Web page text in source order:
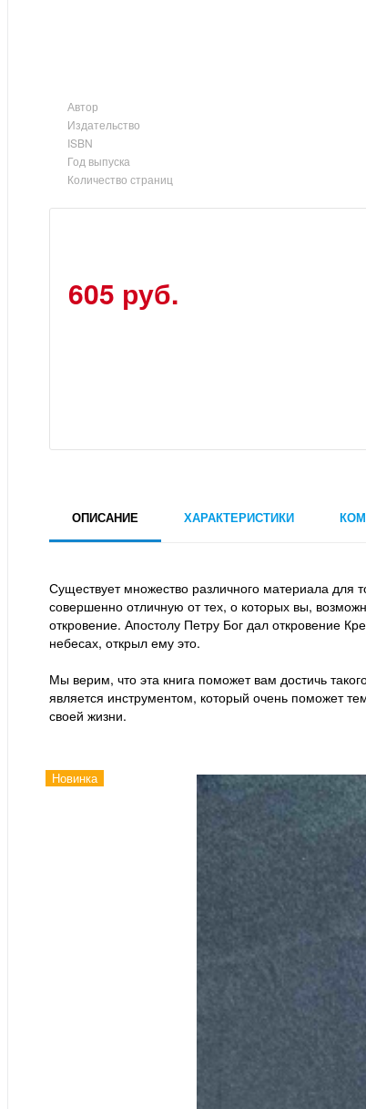
Автор
Издательство
ISBN
Год выпуска
Количество страниц
605 руб.
ОПИСАНИЕ ХАРАКТЕРИСТИКИ
Существует множество различного материала для
совершенно отличную от тех, о которых вы,
откровение. Апостолу Петру Бог дал откровение
небесах, открыл ему это.
Мы верим, что эта книга поможет вам достичь
является инструментом, который очень поможет
своей жизни.
Новинка